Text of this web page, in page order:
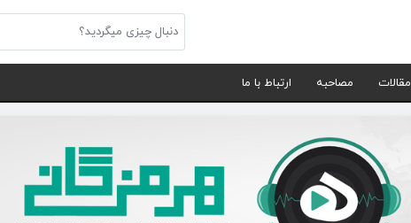
مقالات مصاحبه ارتباط با ما